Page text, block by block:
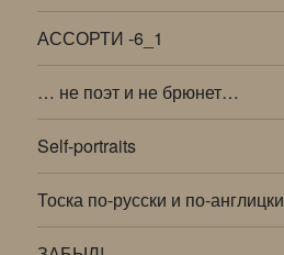
АССОРТИ -6_1
… не поэт и не брюнет…
Self-portraits
Тоска по-русски и по-англицки